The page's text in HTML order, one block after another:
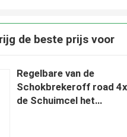
de beste prijs voor
Regelbare van de
Schokbrekeroff road
de Schuimcel het